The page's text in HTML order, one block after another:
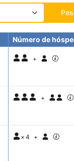
Número de
+
+
× 4 +